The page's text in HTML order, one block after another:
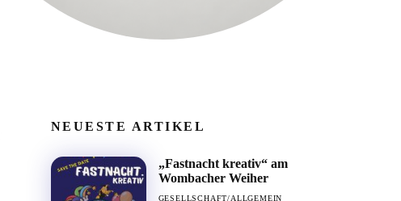
NEUESTE ARTIKEL
„Fastnacht kreativ“ am
Wombacher Weiher
GESELLSCHAFT/ALLGEMEIN